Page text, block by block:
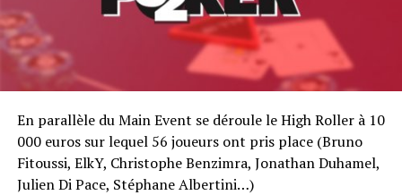
En parallèle du Main Event se déroule le High Roller à 10
000 euros sur lequel 56 joueurs ont pris place (Bruno
Fitoussi, ElkY, Christophe Benzimra, Jonathan Duhamel,
Julien Di Pace, Stéphane Albertini…)